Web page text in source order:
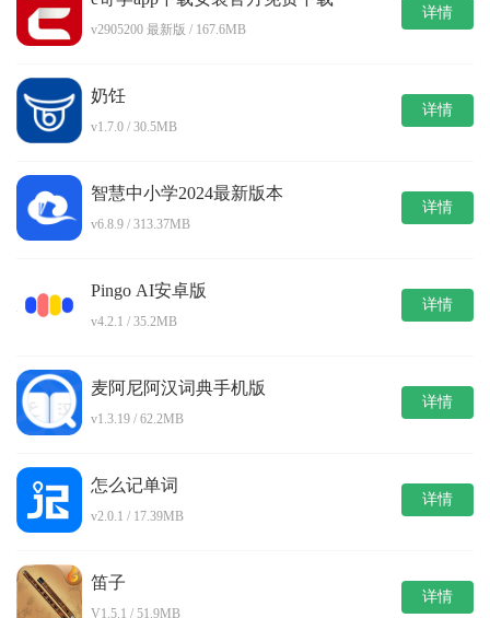
v2905200 最新版 / 167.6MB
详情
奶饪
v1.7.0 / 30.5MB
详情
智慧中小学2024最新版本
v6.8.9 / 313.37MB
详情
Pingo AI安卓版
v4.2.1 / 35.2MB
详情
麦阿尼阿汉词典手机版
v1.3.19 / 62.2MB
详情
怎么记单词
v2.0.1 / 17.39MB
详情
笛子
V1.5.1 / 51.9MB
详情